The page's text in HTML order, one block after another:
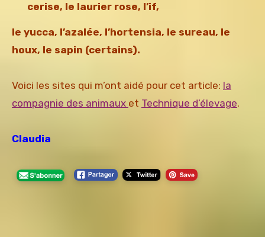
cerise, le laurier rose, l’if,
le yucca, l’azalée, l’hortensia, le sureau, le
houx, le sapin (certains).
Voici les sites qui m’ont aidé pour cet article: la
compagnie des animaux et Technique d’élevage.
Claudia